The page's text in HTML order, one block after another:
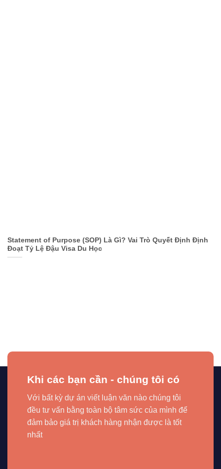
Statement of Purpose (SOP) Là Gì? Vai Trò Quyết Định Định
Đoạt Tỷ Lệ Đậu Visa Du Học
Khi các bạn cần - chúng tôi có
Với bất kỳ dự án viết luận văn nào chúng tôi
đều tư vấn bằng toàn bộ tâm sức của mình để
đảm bảo giá trị khách hàng nhận được là tốt
nhất